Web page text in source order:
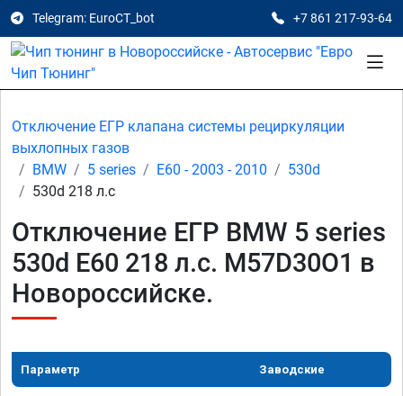
Telegram: EuroCT_bot +7 861 217-93-64
Отключение ЕГР клапана системы рециркуляции
выхлопных газов
BMW
5 series E60 - 2003 - 2010
530d
530d 218 л.с
Отключение ЕГР BMW 5 series
530d E60 218 л.с. M57D30O1 в
Новороссийске.
Параметр Заводские